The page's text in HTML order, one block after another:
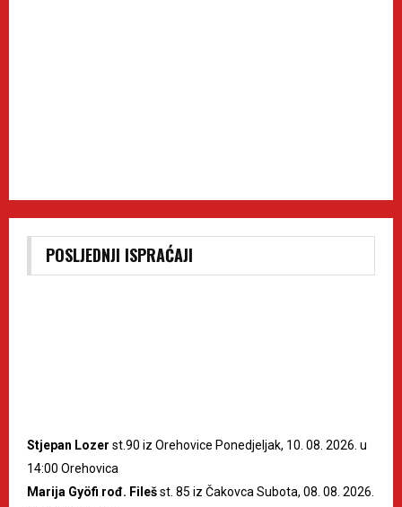
POSLJEDNJI ISPRAĆAJI
Stjepan Lozer st.90 iz Orehovice Ponedjeljak, 10. 08. 2026. u
14:00 Orehovica
Marija Gyöfi rođ. Filešst. 85 iz Čakovca Subota, 08. 08. 2026.